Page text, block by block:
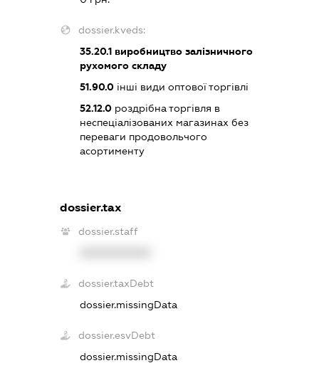
dossier.kveds:
35.20.1виробництво залізничного
рухомого складу
51.90.0інші види оптової торгівлі
52.12.0роздрібна торгівля в
неспеціалізованих магазинах без
переваги продовольчого
асортименту
dossier.tax
dossier.staff
dossier.taxDebt
dossier.missingData
dossier.esvDebt
dossier.missingData